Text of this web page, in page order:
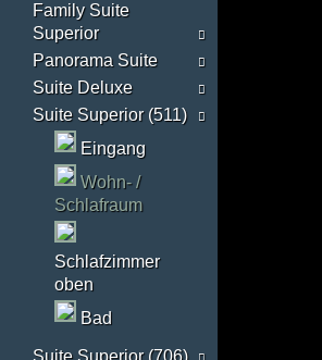
Family Suite
Superior
Panorama Suite
Suite Deluxe
Suite Superior (511)
Eingang
Wohn- /
Schlafraum
Schlafzimmer
oben
Bad